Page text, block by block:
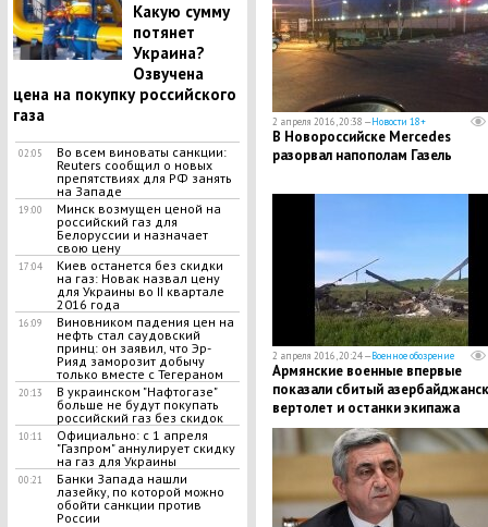
Какую сумму
потянет
Украина?
Озвучена
цена на покупку российского
газа
02:05
Во всем виноваты санкции:
Reuters сообщил о новых
препятствиях для РФ занять
на Западе
19:00
Минск возмущен ценой на
российский газ для
Белоруссии и назначает
свою цену
17:04
Киев останется без скидки
на газ: Новак назвал цену
для Украины во ІІ квартале
2016 года
16:09
Виновником падения цен на
нефть стал саудовский
принц: он заявил, что Эр-
Рияд заморозит добычу
только вместе с Тегераном
20:13
В украинском "Нафтогазе"
больше не будут покупать
российский газ без скидок
10:11
Официально: с 1 апреля
"Газпром" аннулирует скидку
на газ для Украины
00:21
Банки Запада нашли
лазейку, по которой можно
обойти санкции против
России
2 апреля 2016, 20:38 —Новости 18+
В Новороссийске Mercedes
разорвал напополам Газель
2 апреля 2016, 20:24 —Военное обозрение
Армянские военные впервые
показали сбитый
вертолет и останки экипажа